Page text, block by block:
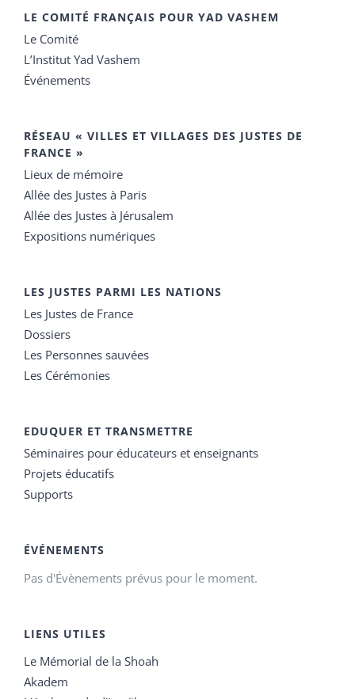
LE COMITÉ FRANÇAIS POUR YAD VASHEM
Le Comité
L’Institut Yad Vashem
Événements
RÉSEAU « VILLES ET VILLAGES DES JUSTES DE
FRANCE »
Lieux de mémoire
Allée des Justes à Paris
Allée des Justes à Jérusalem
Expositions numériques
LES JUSTES PARMI LES NATIONS
Les Justes de France
Dossiers
Les Personnes sauvées
Les Cérémonies
EDUQUER ET TRANSMETTRE
Séminaires pour éducateurs et enseignants
Projets éducatifs
Supports
ÉVÉNEMENTS
Pas d'Évènements prévus pour le moment.
LIENS UTILES
Le Mémorial de la Shoah
Akadem